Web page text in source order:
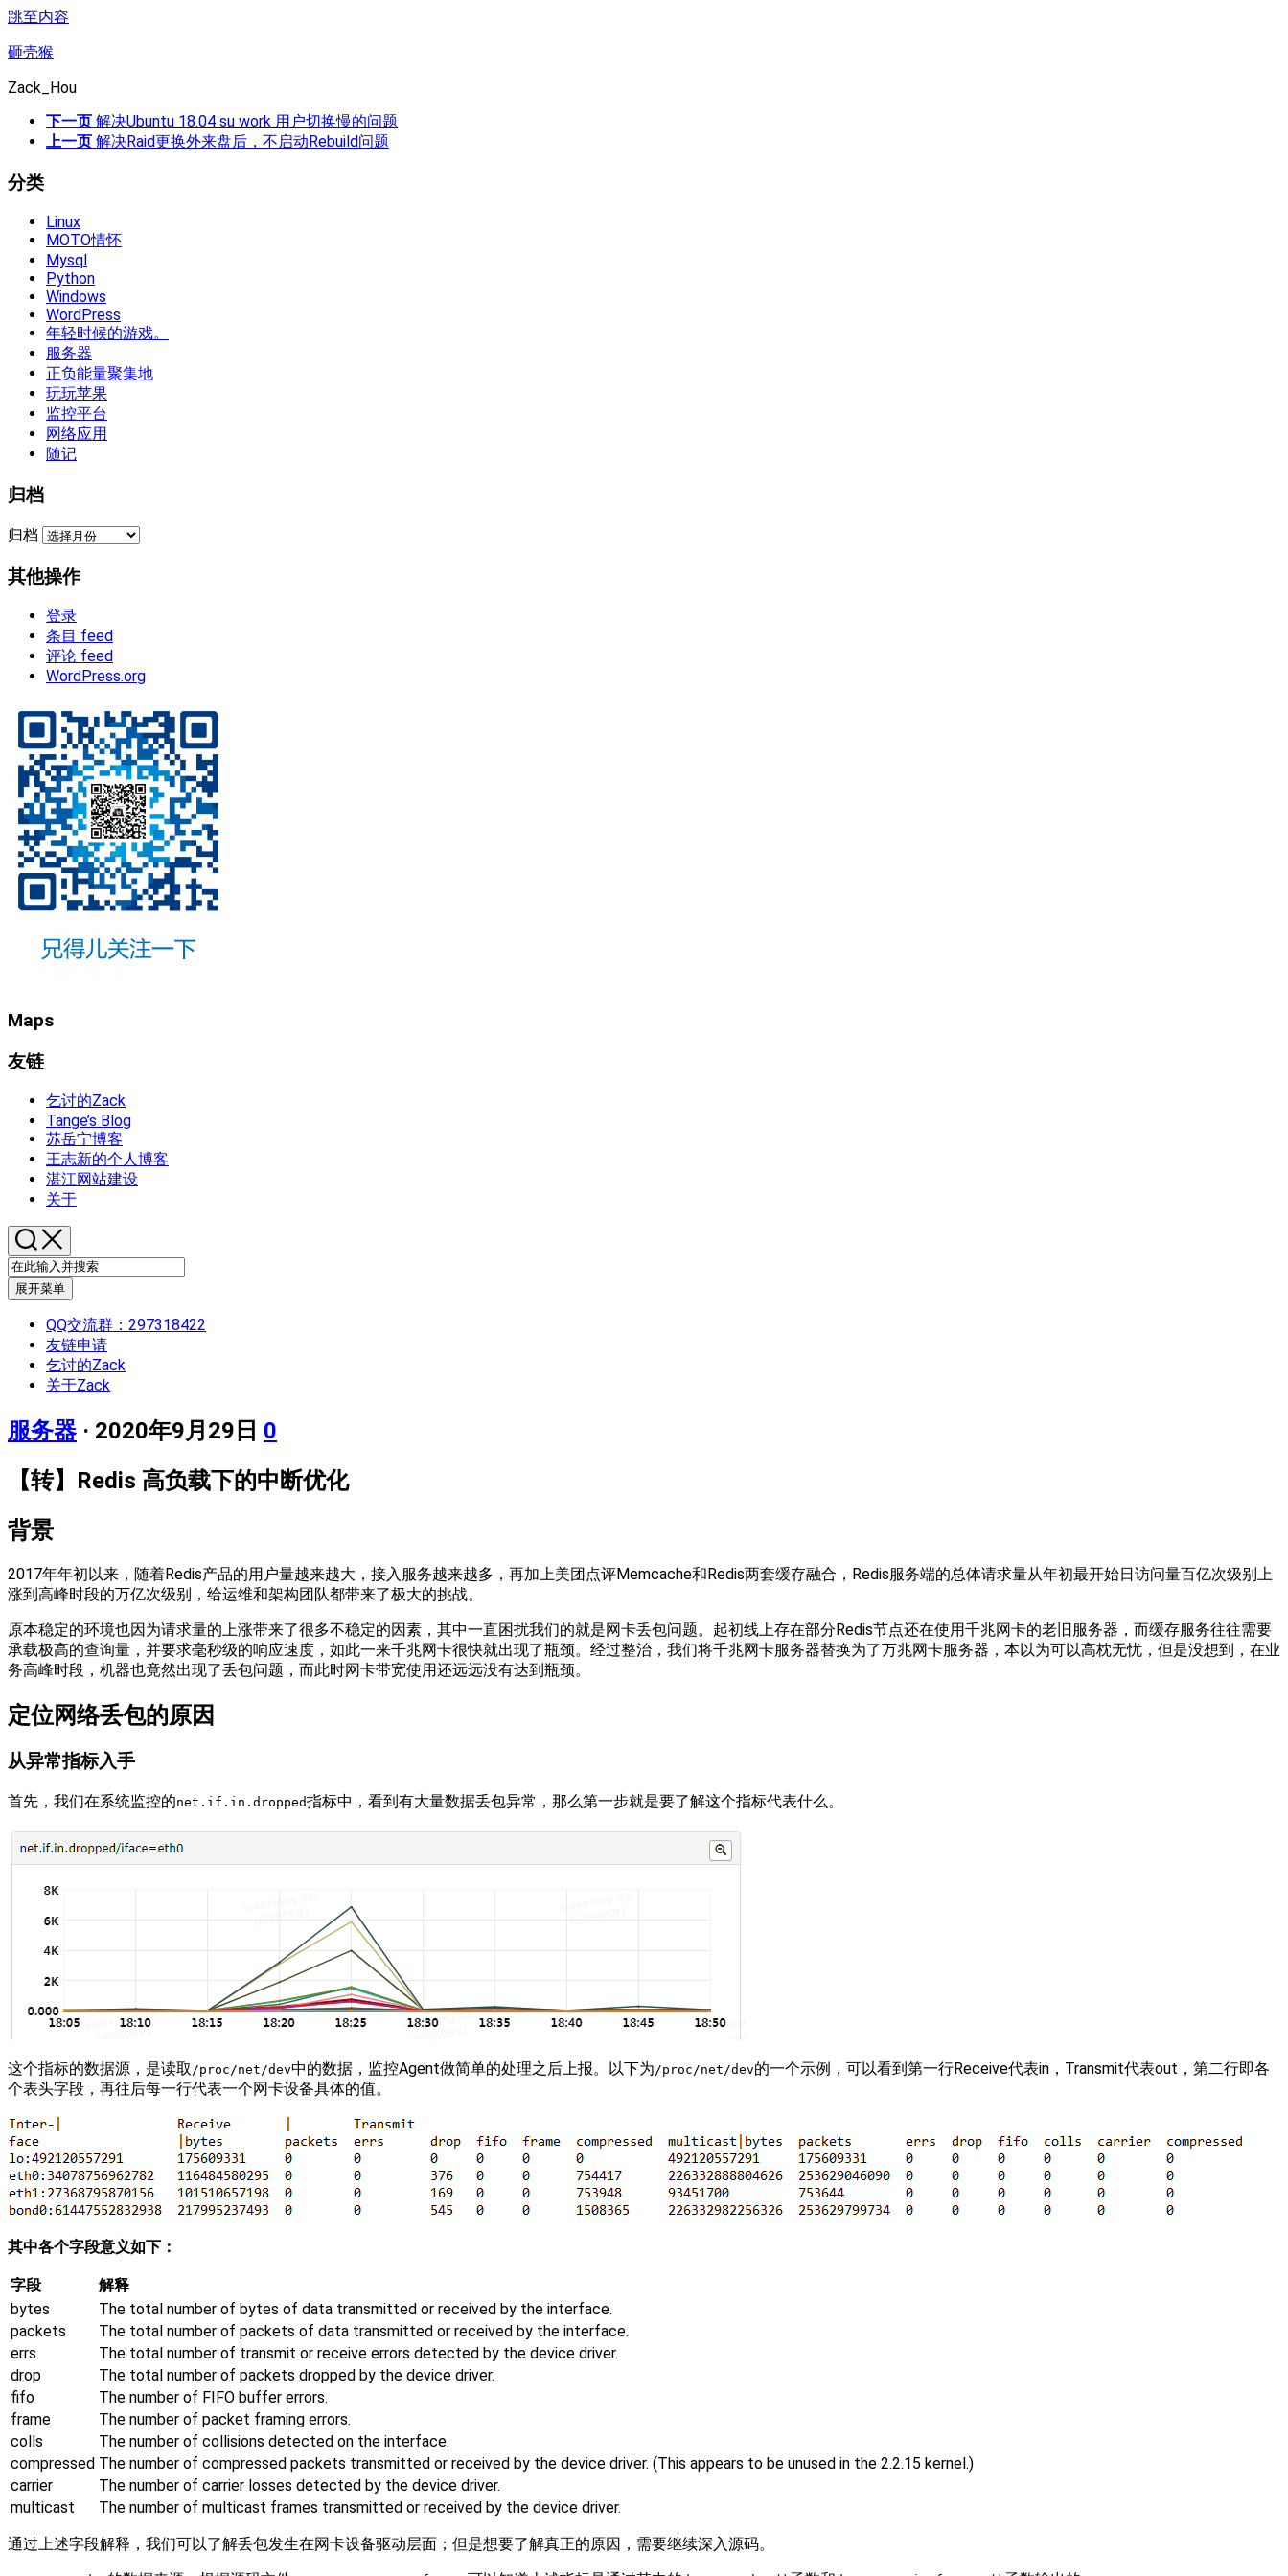
跳至内容
砸壳猴
Zack_Hou
下一页 解决Ubuntu 18.04 su work 用户切换慢的问题
上一页 解决Raid更换外来盘后，不启动Rebuild问题
分类
Linux
MOTO情怀
Mysql
Python
Windows
WordPress
年轻时候的游戏。
服务器
正负能量聚集地
玩玩苹果
监控平台
网络应用
随记
归档
归档
其他操作
登录
条目 feed
评论 feed
WordPress.org
Maps
友链
乞讨的Zack
Tange’s Blog
苏岳宁博客
王志新的个人博客
湛江网站建设
关于
展开菜单
QQ交流群：297318422
友链申请
乞讨的Zack
关于Zack
服务器· 2020年9月29日 0
【转】Redis 高负载下的中断优化
背景
2017年年初以来，随着Redis产品的用户量越来越大，接入服务越来越多，再加上美团点评Memcache和Redis两套缓存融合，Redis服务端的总体请求量从年初最开始日访问量百亿次级别上
涨到高峰时段的万亿次级别，给运维和架构团队都带来了极大的挑战。
原本稳定的环境也因为请求量的上涨带来了很多不稳定的因素，其中一直困扰我们的就是网卡丢包问题。起初线上存在部分Redis节点还在使用千兆网卡的老旧服务器，而缓存服务往往需要
承载极高的查询量，并要求毫秒级的响应速度，如此一来千兆网卡很快就出现了瓶颈。经过整治，我们将千兆网卡服务器替换为了万兆网卡服务器，本以为可以高枕无忧，但是没想到，在业
务高峰时段，机器也竟然出现了丢包问题，而此时网卡带宽使用还远远没有达到瓶颈。
定位网络丢包的原因
从异常指标入手
首先，我们在系统监控的net.if.in.dropped指标中，看到有大量数据丢包异常，那么第一步就是要了解这个指标代表什么。
这个指标的数据源，是读取 /proc/net/dev中的数据，监控Agent做简单的处理之后上报。以下为/proc/net/dev的一个示例，可以看到第一行Receive代表in，Transmit代表out，第二行即各
个表头字段，再往后每一行代表一个网卡设备具体的值。
其中各个字段意义如下：
字段
解释
bytes
The total number of bytes of data transmitted or received by the interface.
packets
The total number of packets of data transmitted or received by the interface.
errs
The total number of transmit or receive errors detected by the device driver.
drop
The total number of packets dropped by the device driver.
fifo
The number of FIFO buffer errors.
frame
The number of packet framing errors.
colls
The number of collisions detected on the interface.
compressed The number of compressed packets transmitted or received by the device driver. (This appears to be unused in the 2.2.15 kernel.)
carrier
The number of carrier losses detected by the device driver.
multicast
The number of multicast frames transmitted or received by the device driver.
通过上述字段解释，我们可以了解丢包发生在网卡设备驱动层面；但是想要了解真正的原因，需要继续深入源码。